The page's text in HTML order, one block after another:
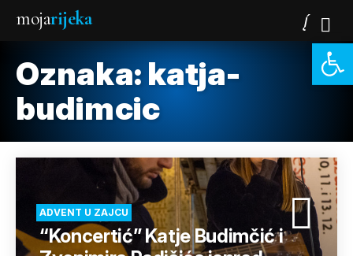
mojarijeka
Oznaka: katja-
budimcic
ADVENT U ZAJCU
“Koncertić” Katje Budimčić i